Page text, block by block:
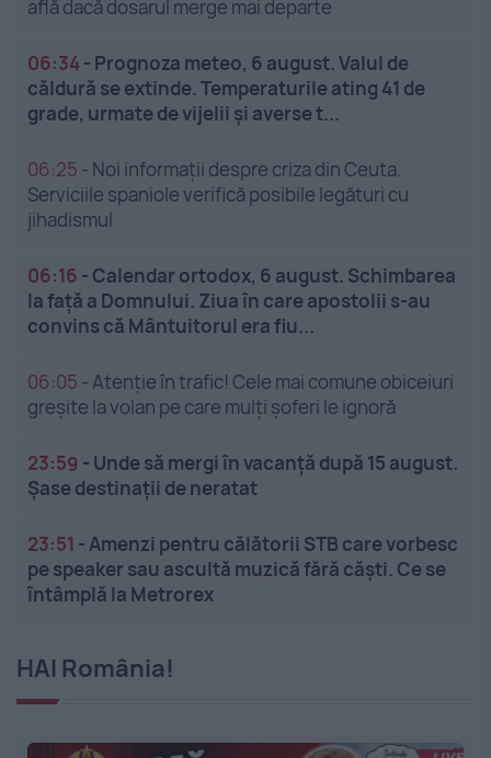
află dacă dosarul merge mai departe
06:34- Prognoza meteo, 6 august. Valul de
căldură se extinde. Temperaturile ating 41 de
grade, urmate de vijelii și averse t...
06:25 - Noi informații despre criza din Ceuta.
Serviciile spaniole verifică posibile legături cu
jihadismul
06:16 -Calendar ortodox, 6 august. Schimbarea
la față a Domnului. Ziua în care apostolii s-au
convins că Mântuitorul era fiu...
06:05 -Atenție în trafic! Cele mai comune obiceiuri
greșite la volan pe care mulți șoferi le ignoră
23:59 - Unde să mergi în vacanță după 15 august.
Șase destinații de neratat
23:51 -Amenzi pentru călătorii STB care vorbesc
pe speaker sau ascultă muzică fără căști. Ce se
întâmplă la Metrorex
HAI România!